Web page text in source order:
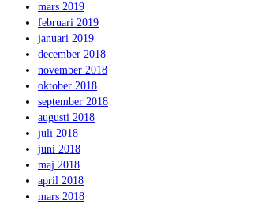
mars 2019
februari 2019
januari 2019
december 2018
november 2018
oktober 2018
september 2018
augusti 2018
juli 2018
juni 2018
maj 2018
april 2018
mars 2018